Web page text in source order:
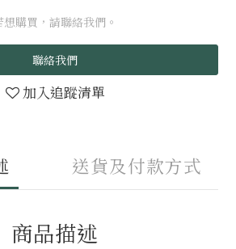
想購買，請聯絡我們。
聯絡我們
加入追蹤清單
送貨及付款方式
商品描述